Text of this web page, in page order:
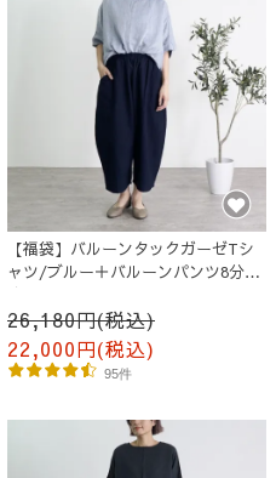
【福袋】バルーンタックガーゼTシ
ャツ/ブルー＋バルーンパンツ8分
丈/ネイビー
26,180円(税込)
22,000円(税込)
95件